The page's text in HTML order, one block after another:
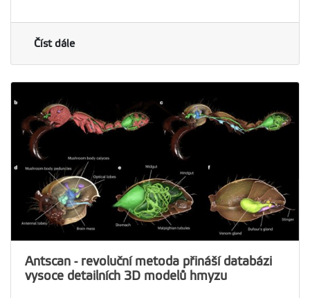
Číst dále
Antscan - revoluční metoda přináší databázi
vysoce detailních 3D modelů hmyzu